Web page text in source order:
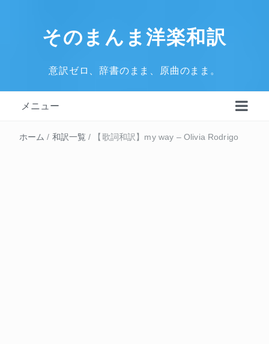
そのまんま洋楽和訳
意訳ゼロ、辞書のまま、原曲のまま。
メニュー
ホーム / 和訳一覧 / 【歌詞和訳】my way – Olivia Rodrigo